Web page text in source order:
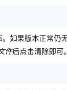
如果版本正常仍
件后点击清除即可。